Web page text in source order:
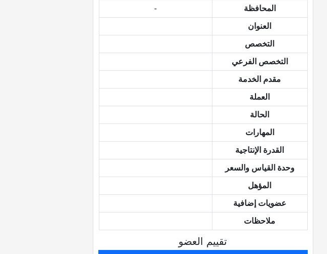
المحافظة -
العنوان
التخصص
التخصص الفرعي
مقدم الخدمة
العملة
الحالة
المهارات
القدرة الإنتاجية
وحدة القياس والسعر
المؤهل
عضويات إضافية
ملاحظات
تقييم العضو